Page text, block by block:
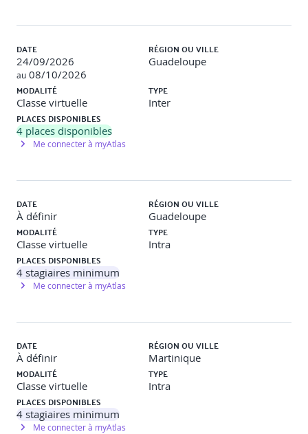
DATE
24/09/2026
au 08/10/2026
RÉGION OU VILLE
Guadeloupe
MODALITÉ
Classe virtuelle
TYPE
Inter
PLACES DISPONIBLES
4 places disponibles
Me connecter à myAtlas
DATE
À définir
RÉGION OU VILLE
Guadeloupe
MODALITÉ
Classe virtuelle
TYPE
Intra
PLACES DISPONIBLES
4 stagiaires minimum
Me connecter à myAtlas
DATE
À définir
RÉGION OU VILLE
Martinique
MODALITÉ
Classe virtuelle
TYPE
Intra
PLACES DISPONIBLES
4 stagiaires minimum
Me connecter à myAtlas